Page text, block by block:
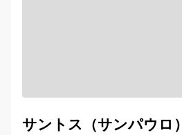
サントス（サンパウロ